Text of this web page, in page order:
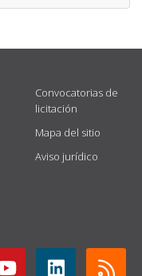
Convocatorias de
licitación
Mapa del sitio
Aviso jurídico